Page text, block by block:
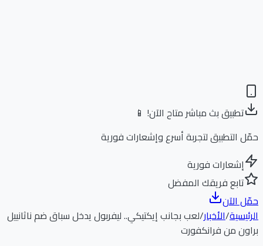
تطبيق بث مباشر متاح الآن! 📱
حمّل التطبيق لتجربة أسرع وإشعارات فورية
إشعارات فورية
تابع فريقك المفضل
حمّل الآن
الرئيسية/الأخبار/لعب بجانب إيكتيكي.. ليفربول يدخل سباق ضم ناثانييل
براون من فرانكفورت